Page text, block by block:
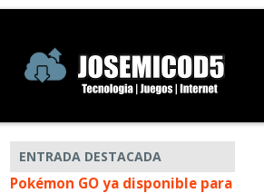
ENTRADA DESTACADA
Pokémon GO ya disponible para